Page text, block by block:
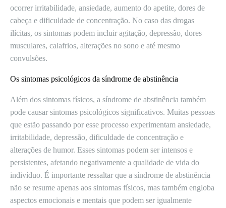
ocorrer irritabilidade, ansiedade, aumento do apetite, dores de
cabeça e dificuldade de concentração. No caso das drogas
ilícitas, os sintomas podem incluir agitação, depressão, dores
musculares, calafrios, alterações no sono e até mesmo
convulsões.
Os sintomas psicológicos da síndrome de abstinência
Além dos sintomas físicos, a síndrome de abstinência também
pode causar sintomas psicológicos significativos. Muitas pessoas
que estão passando por esse processo experimentam ansiedade,
irritabilidade, depressão, dificuldade de concentração e
alterações de humor. Esses sintomas podem ser intensos e
persistentes, afetando negativamente a qualidade de vida do
indivíduo. É importante ressaltar que a síndrome de abstinência
não se resume apenas aos sintomas físicos, mas também engloba
aspectos emocionais e mentais que podem ser igualmente